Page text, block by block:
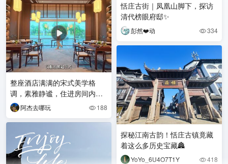
整座酒店满满的宋式美学格
调，素雅静谧，住进房间内心
瞬间安稳下来。 临近凤凰湖、
古街，游玩归来，沉浸式
阿杰去哪玩  188
恬庄古街｜凤凰山脚下，探访
清代榜眼府邸✨
彭然❤️动 334
探秘江南古韵！恬庄古镇竟藏
着这么多历史宝藏🏯
YoYo_6U4O7T1Y 418